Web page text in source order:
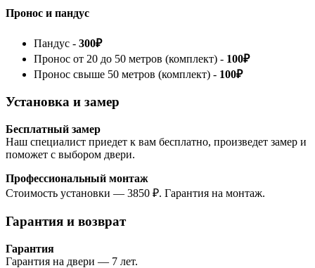
Пронос и пандус
Пандус - 300₽
Пронос от 20 до 50 метров (комплект) - 100₽
Пронос свыше 50 метров (комплект) - 100₽
Установка и замер
Бесплатный замер
Наш специалист приедет к вам бесплатно, произведет замер и
поможет с выбором двери.
Профессиональный монтаж
Стоимость установки — 3850 ₽. Гарантия на монтаж.
Гарантия и возврат
Гарантия
Гарантия на двери — 7 лет.